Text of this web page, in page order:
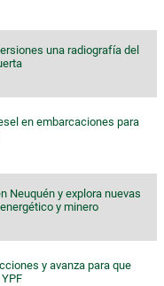
una radiografía del
en embarcaciones para
Neuquén y explora nuevas
y minero
y avanza para que